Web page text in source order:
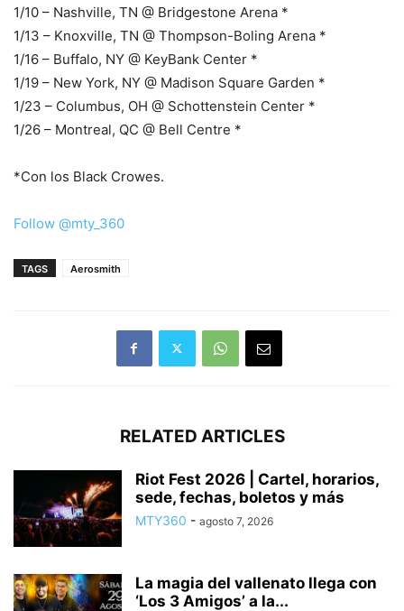
1/10 – Nashville, TN @ Bridgestone Arena *
1/13 – Knoxville, TN @ Thompson-Boling Arena *
1/16 – Buffalo, NY @ KeyBank Center *
1/19 – New York, NY @ Madison Square Garden *
1/23 – Columbus, OH @ Schottenstein Center *
1/26 – Montreal, QC @ Bell Centre *
*Con los Black Crowes.
Follow @mty_360
TAGS Aerosmith
RELATED ARTICLES
Riot Fest 2026 | Cartel, horarios,
sede, fechas, boletos y más
MTY360 - agosto 7, 2026
La magia del vallenato llega con
‘Los 3 Amigos’ a la...